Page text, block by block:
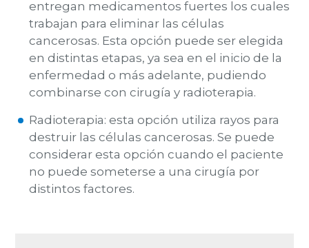
entregan medicamentos fuertes los cuales
trabajan para eliminar las células
cancerosas. Esta opción puede ser elegida
en distintas etapas, ya sea en el inicio de la
enfermedad o más adelante, pudiendo
combinarse con cirugía y radioterapia.
Radioterapia: esta opción utiliza rayos para
destruir las células cancerosas. Se puede
considerar esta opción cuando el paciente
no puede someterse a una cirugía por
distintos factores.